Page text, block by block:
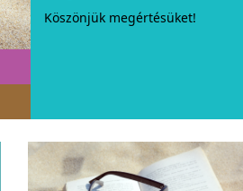
Köszönjük megértésüket!